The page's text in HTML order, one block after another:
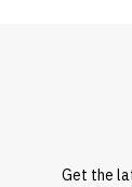
Get the